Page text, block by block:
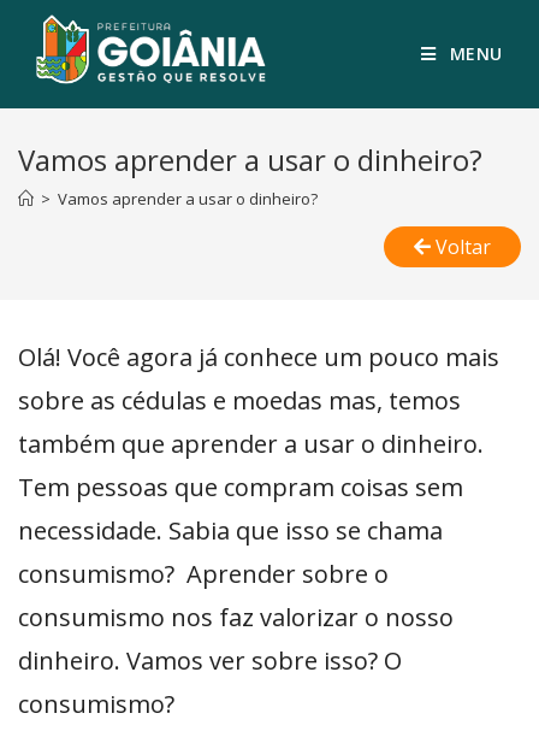
MENU
Vamos aprender a usar o dinheiro?
> Vamos aprender a usar o dinheiro?
Voltar
Olá! Você agora já conhece um pouco mais
sobre as cédulas e moedas mas, temos
também que aprender a usar o dinheiro.
Tem pessoas que compram coisas sem
necessidade. Sabia que isso se chama
consumismo? Aprender sobre o
consumismo nos faz valorizar o nosso
dinheiro. Vamos ver sobre isso? O
consumismo?